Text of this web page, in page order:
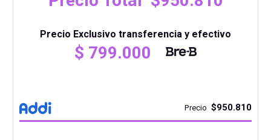
Capacidad máxima de carga: 40 kg
Precio Exclusivo transferencia y efectivo
$ 799.000
Precio $950.810